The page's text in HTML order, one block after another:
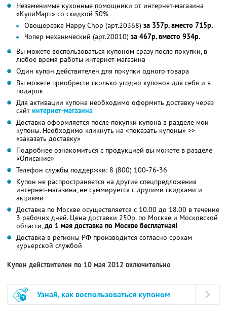
Незаменимые кухонные помощники от интернет-магазина
«КупиМарт» со скидкой 50%
Овощерезка Happy Chop (арт.20368) за 357р. вместо 715р.
Чопер механический (арт.20010) за 467р. вместо 934р.
Вы можете воспользоваться купоном сразу после покупки, в
любое время работы интернет-магазина
Один купон действителен для покупки одного товара
Вы можете приобрести сколько угодно купонов для себя и в
подарок
Для активации купона необходимо оформить доставку через
сайт интернет-магазина
Доставка оформляется после покупки купона в разделе мои
купоны. Необходимо кликнуть на «показать купоны» >>
«заказать доставку»
Подробнее ознакомиться с продукцией вы можете в разделе
«Описание»
Телефон службы поддержки: 8 (800) 100-76-36
Купон не распространяется на другие спецпредложения
интернет-магазина, не суммируется с другими скидками и
акциями
Доставка по Москве осуществляется с 10.00 до 18.00 в течение
3 рабочих дней. Цена доставки 250р. по Москве и Московской
области,до 1 мая доставка по Москве бесплатная!
Доставка в регионы РФ производится согласно срокам
курьерской службой
Купон действителен по 10 мая 2012 включительно
Узнай, как воспользоваться купоном